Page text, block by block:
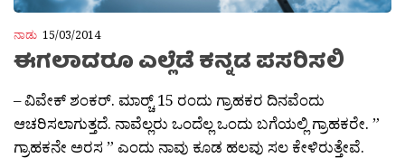
ನಾಡು 15/03/2014
ಈಗಲಾದರೂ ಎಲ್ಲೆಡೆ ಕನ್ನಡ ಪಸರಿಸಲಿ
– ವಿವೇಕ್ ಶಂಕರ್. ಮಾರ‍್ಚ್ 15 ರಂದು ಗ್ರಾಹಕರ ದಿನವೆಂದು
ಆಚರಿಸಲಾಗುತ್ತದೆ. ನಾವೆಲ್ಲರು ಒಂದೆಲ್ಲ ಒಂದು ಬಗೆಯಲ್ಲಿ ಗ್ರಾಹಕರೇ. ”
ಗ್ರಾಹಕನೇ ಅರಸ ” ಎಂದು ನಾವು ಕೂಡ ಹಲವು ಸಲ ಕೇಳಿರುತ್ತೇವೆ.